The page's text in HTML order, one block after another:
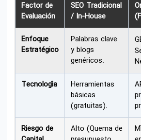
Factor de
Evaluación
SEO Tradicional
/ In-House
Enfoque
Estratégico
Palabras clave
y blogs
genéricos.
Tecnología
Herramientas
básicas
(gratuitas).
Riesgo de
Alto (Quema de